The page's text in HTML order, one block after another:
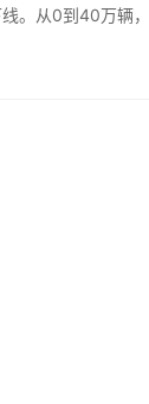
。从0到40万辆